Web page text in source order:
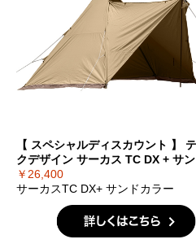
【 スペシャルディスカウント 】
クデザイン サーカス TC DX + サ
￥26,400
サーカスTC DX+ サンドカラー